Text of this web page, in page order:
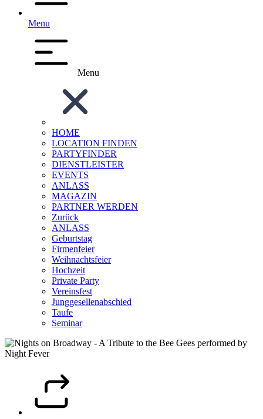
Menu
Menu
HOME
LOCATION FINDEN
PARTYFINDER
DIENSTLEISTER
EVENTS
ANLASS
MAGAZIN
PARTNER WERDEN
Zurück
ANLASS
Geburtstag
Firmenfeier
Weihnachtsfeier
Hochzeit
Private Party
Vereinsfest
Junggesellenabschied
Taufe
Seminar